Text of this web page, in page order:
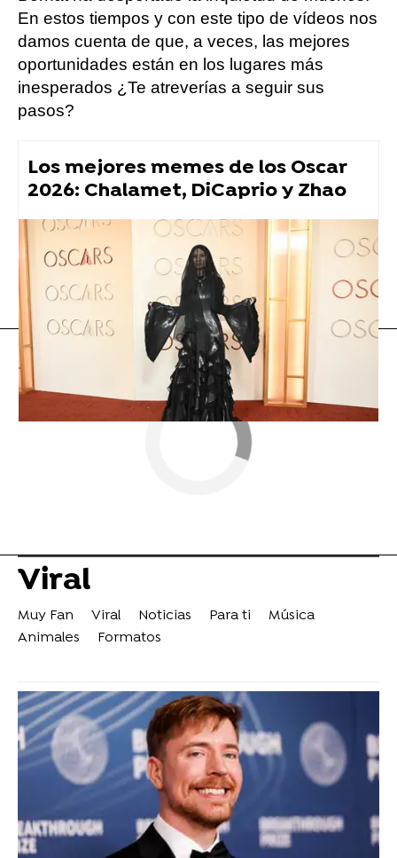
En estos tiempos y con este tipo de vídeos nos
damos cuenta de que, a veces, las mejores
oportunidades están en los lugares más
inesperados ¿Te atreverías a seguir sus
pasos?
Los mejores memes de los Oscar
2026: Chalamet, DiCaprio y Zhao
tiktok Vídeo viral
Viral
Muy Fan Viral Noticias Para ti
Música
Animales
Formatos